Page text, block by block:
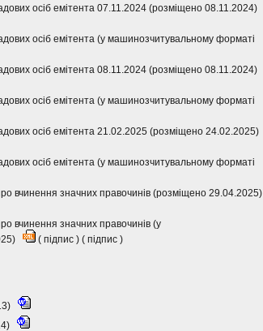
осіб емітента 07.11.2024 (розміщено 08.11.2024)
осіб емітента (у машинозчитувальному форматі
осіб емітента 08.11.2024 (розміщено 08.11.2024)
осіб емітента (у машинозчитувальному форматі
осіб емітента 21.02.2025 (розміщено 24.02.2025)
осіб емітента (у машинозчитувальному форматі
вчинення значних правочинів (розміщено 29.04.2025)
вчинення значних правочинів (у
( підпис ) ( підпис )